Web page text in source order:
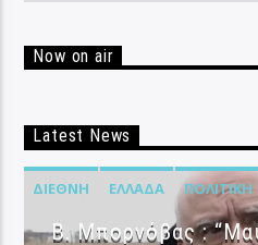
Now on air
Latest News
ΔΙΕΘΝΉ ΕΛΛΆΔΑ ΠΟΛΙΤΙΚΉ
B. Μπορνόβας :